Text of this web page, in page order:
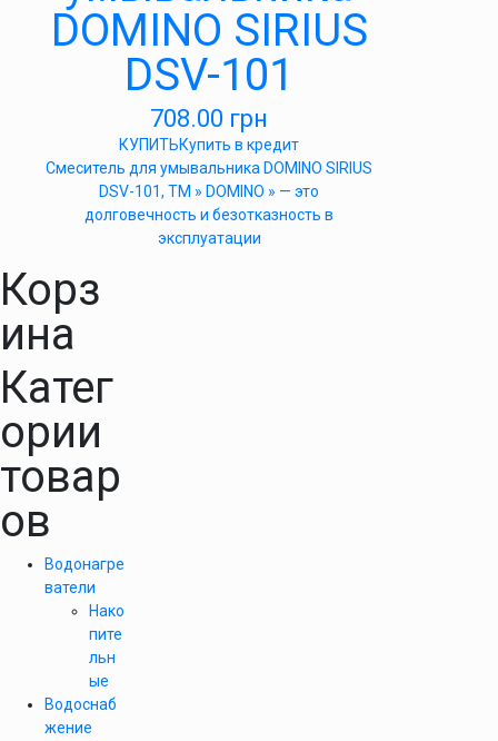
DOMINO SIRIUS
DSV-101
708.00 грн
КУПИТЬКупить в кредит
Cмеситель для умывальника DOMINO SIRIUS
DSV-101, ТМ » DOMINO » — это
долговечность и безотказность в
эксплуатации
Корз
ина
Катег
ории
товар
ов
Водонагре
ватели
Нако
пите
льн
ые
Водоснаб
жение